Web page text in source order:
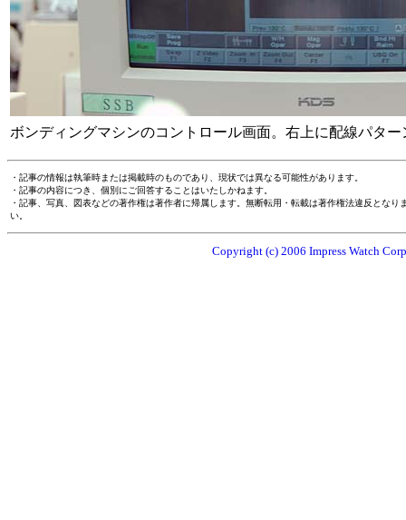
ボンディングマシンのコントロール画面。右上に配線パター
・記事の情報は執筆時または掲載時のものであり、現状では異なる可能性があります。
・記事の内容につき、個別にご回答することはいたしかねます。
・記事、写真、図表などの著作権は著作者に帰属します。無断転用・転載は著作権法違反とな
い。
Copyright (c) 2006 Impress Watch